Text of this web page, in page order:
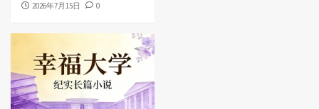
2026年7月15日 0